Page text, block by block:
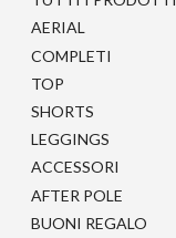
essere
scelte
nella
pagina
del
prodotto
AERIAL
COMPLETI
TOP
SHORTS
LEGGINGS
ACCESSORI
AFTER POLE
BUONI REGALO